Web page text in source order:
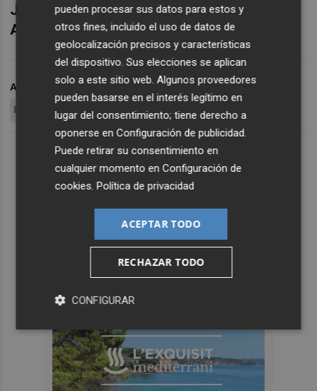
José María Pérez es director de
Asesoramiento de Portocolom AV
ARCHIVADO EN MERCADOS FINANCIEROS
RESULTADOS EMPRESARIALES
INFLACIÓN
pueden procesar sus datos para estos y
otros fines, incluido el uso de datos de
geolocalización precisos y características
del dispositivo. Sus elecciones se aplican
solo a este sitio web. Algunos proveedores
pueden basarse en el interés legítimo en
lugar del consentimiento; tiene derecho a
oponerse enConfiguración de publicidad.
Puede retirar su consentimiento en
cualquier momento enConfiguración de
cookies.Política de privacidad
ACEPTAR TODO
RECHAZAR TODO
CONFIGURAR